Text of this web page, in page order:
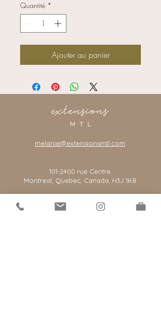
Quantité *
Ajouter au panier
melanie@extensionsmtl.com
101-2400 rue Centre
Montreal, Quebec, Canada, H3J 1K8